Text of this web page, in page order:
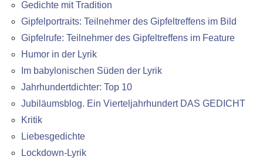
Gedichte mit Tradition
Gipfelportraits: Teilnehmer des Gipfeltreffens im Bild
Gipfelrufe: Teilnehmer des Gipfeltreffens im Feature
Humor in der Lyrik
Im babylonischen Süden der Lyrik
Jahrhundertdichter: Top 10
Jubiläumsblog. Ein Vierteljahrhundert DAS GEDICHT
Kritik
Liebesgedichte
Lockdown-Lyrik